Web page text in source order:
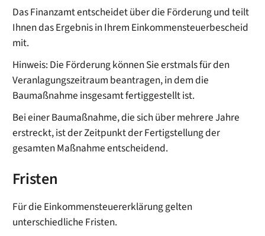
Das Finanzamt entscheidet über die Förderung und teilt
Ihnen das Ergebnis in Ihrem Einkommensteuerbescheid
mit.
Hinweis: Die Förderung können Sie erstmals für den
Veranlagungszeitraum beantragen, in dem die
Baumaßnahme insgesamt fertiggestelltist.
Bei einer Baumaßnahme, die sich über mehrere Jahre
erstreckt, ist der Zeitpunkt der Fertigstellung der
gesamten Maßnahme entscheidend.
Fristen
Für die Einkommensteuererklärung gelten
unterschiedliche Fristen.